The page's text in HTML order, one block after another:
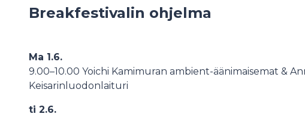
Breakfestivalin ohjelma
Ma 1.6.
9.00–10.00 Yoichi Kamimuran ambient-äänimaisemat &
Keisarinluodonlaituri
ti 2.6.